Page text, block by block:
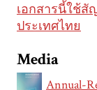
เอกสารนี้ใช้
ประเทศไทย
Media
Annual-